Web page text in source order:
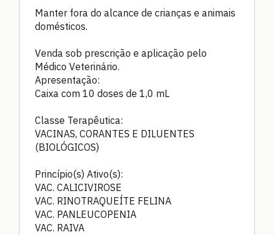
Manter fora do alcance de crianças e animais
domésticos.
Venda sob prescrição e aplicação pelo
Médico Veterinário.
Apresentação:
Caixa com 10 doses de 1,0 mL
Classe Terapêutica:
VACINAS, CORANTES E DILUENTES
(BIOLÓGICOS)
Princípio(s) Ativo(s):
VAC. CALICIVIROSE
VAC. RINOTRAQUEÍTE FELINA
VAC. PANLEUCOPENIA
VAC. RAIVA